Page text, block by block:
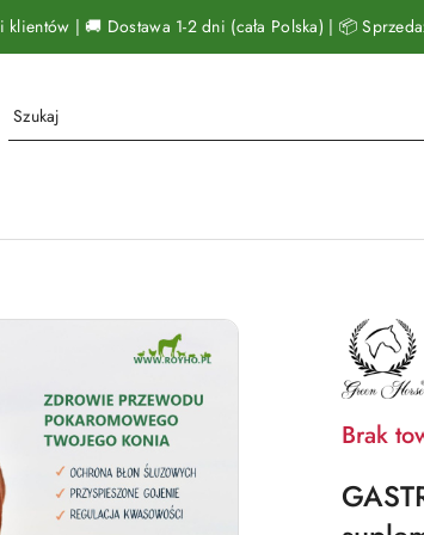
| 🚚 Dostawa 1-2 dni (cała Polska) | 📦
NAZWA
GREEN
HORSE
Brak